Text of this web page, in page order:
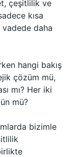
çeşitlilik ve
kısa
daha
hangi bakış
çözüm mü,
mı? Her iki
mü?
bizimle